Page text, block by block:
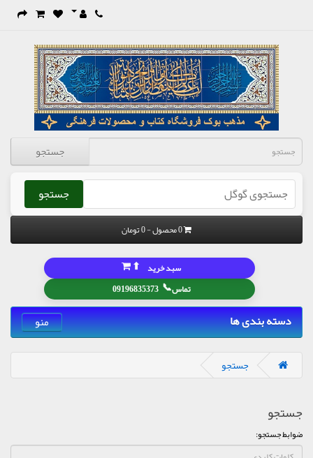
جستجو
جستجو
0 محصول - 0 تومان
تماس📞
09196835373
سبد خرید ⬆
دسته بندی ها منو
جستجو
جستجو
ضوابط جستجو: